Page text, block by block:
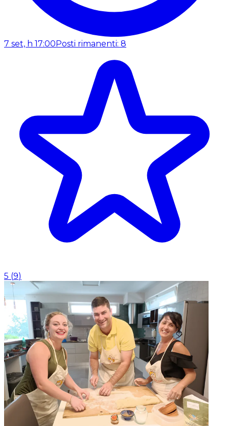
7 set, h 17:00Posti rimanenti: 8
5 (9)